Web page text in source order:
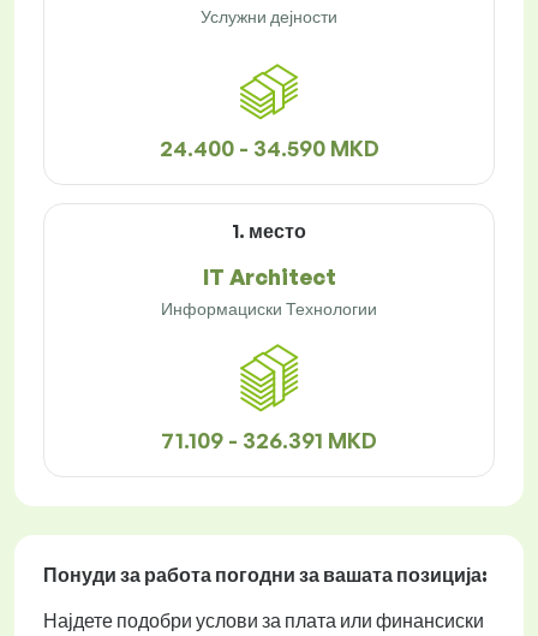
Услужни дејности
24.400 - 34.590 MKD
1. место
IT Architect
Информациски Технологии
71.109 - 326.391 MKD
Понуди за работа погодни за вашата позиција:
Најдете подобри услови за плата или финансиски